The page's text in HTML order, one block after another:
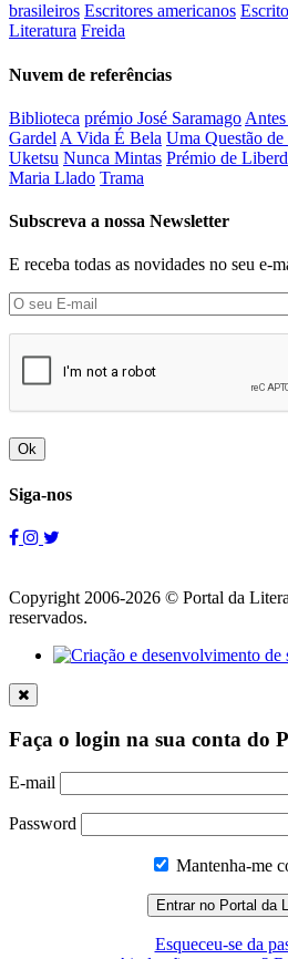
brasileiros Escritores americanos
Literatura Freida
Nuvem de referências
Biblioteca prémio José Saramago
Gardel A Vida É Bela Uma Questão de
Uketsu Nunca Mintas Prémio de
Maria Llado Trama
Subscreva a nossa Newsletter
E receba todas as novidades no seu e-
Ok
Siga-nos
Copyright 2006-2026 © Portal da
reservados.
Faça o login na sua conta do
E-mail
Password
Mantenha-me
Esqueceu-se da